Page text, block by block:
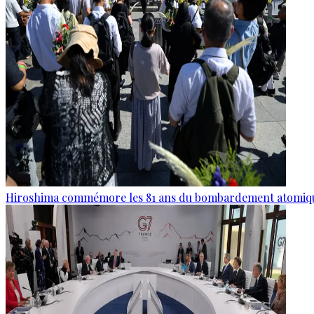
Hiroshima commémore les 81 ans du bombardement